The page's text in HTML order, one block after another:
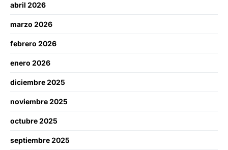
abril 2026
marzo 2026
febrero 2026
enero 2026
diciembre 2025
noviembre 2025
octubre 2025
septiembre 2025